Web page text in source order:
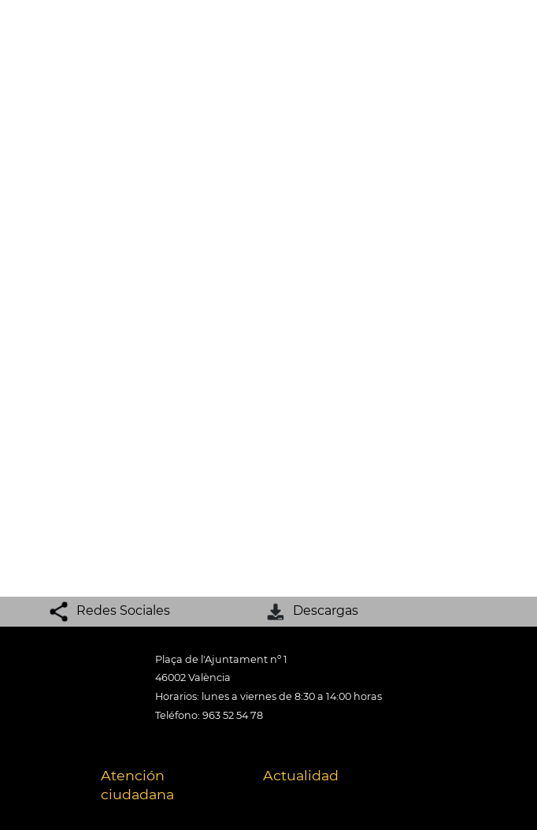
Redes Sociales Descargas
Plaça de l'Ajuntament nº 1
46002 València
Horarios: lunes a viernes de 8:30 a 14:00 horas
Teléfono: 963 52 54 78
Atención
ciudadana
Actualidad